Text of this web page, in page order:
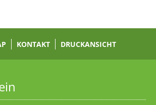
(Access key h)
(Access key u)
key 1)
key 8)
9)
KONTAKT DRUCKANSICHT